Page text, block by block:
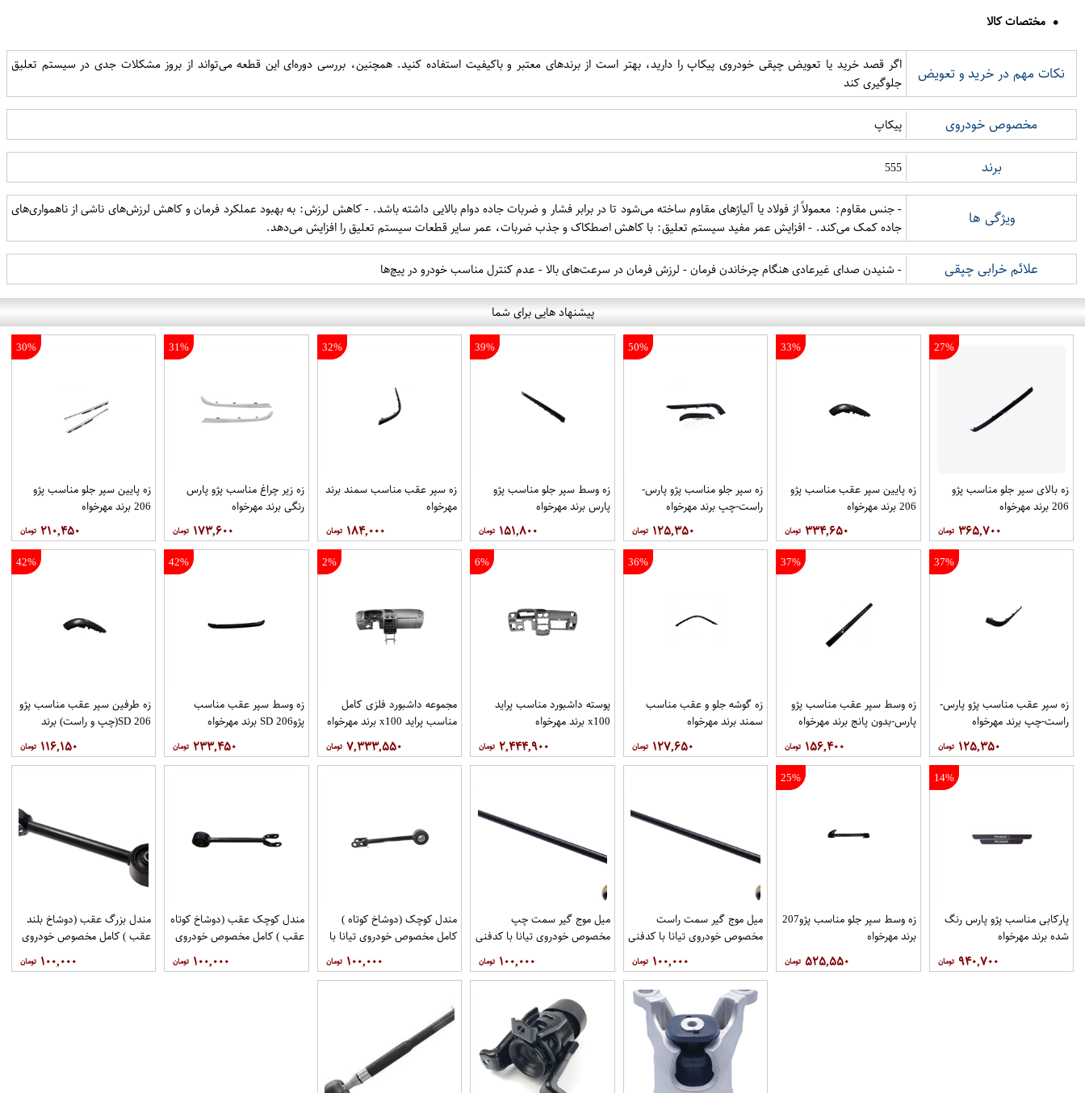
مختصات کالا
نکات مهم در خرید و تعویض
اگر قصد خرید یا تعویض چپقی خودروی پیکاپ را دارید، بهتر است از برندهای معتبر و باکیفیت استفاده کنید. همچنین، بررسی دوره‌ای این قطعه می‌تواند از بروز مشکلات جدی در سیستم تعلیق
جلوگیری کند
مخصوص خودروی پیکاپ
برند 555
ویژگی ها
- جنس مقاوم: معمولاً از فولاد یا آلیاژهای مقاوم ساخته می‌شود تا در برابر فشار و ضربات جاده دوام بالایی داشته باشد. - کاهش لرزش: به بهبود عملکرد فرمان و کاهش لرزش‌های ناشی از ناهمواری‌های
جاده کمک می‌کند. - افزایش عمر مفید سیستم تعلیق: با کاهش اصطکاک و جذب ضربات، عمر سایر قطعات سیستم تعلیق را افزایش می‌دهد.
علائم خرابی چپقی - شنیدن صدای غیرعادی هنگام چرخاندن فرمان - لرزش فرمان در سرعت‌های بالا - عدم کنترل مناسب خودرو در پیچ‌ها
پیشنهاد هایی برای شما
27%
زه بالای سپر جلو مناسب پژو
206 برند مهرخواه
۳۶۵,۷۰۰
33%
زه پایین سپر عقب مناسب پژو
206 برند مهرخواه
۳۳۴,۶۵۰
50%
زه سپر جلو مناسب پژو پارس-
راست-چپ برند مهرخواه
۱۲۵,۳۵۰
39%
زه وسط سپر جلو مناسب پژو
پارس برند مهرخواه
۱۵۱,۸۰۰
32%
زه سپر عقب مناسب سمند برند
مهرخواه
۱۸۴,۰۰۰
31%
زه زیر چراغ مناسب پژو پارس
رنگی برند مهرخواه
۱۷۳,۶۰۰
30%
زه پایین سپر جلو مناسب پژو
206 برند مهرخواه
۲۱۰,۴۵۰
37%
زه سپر عقب مناسب پژو پارس-
راست-چپ برند مهرخواه
۱۲۵,۳۵۰
37%
زه وسط سپر عقب مناسب پژو
پارس-بدون پانج برند مهرخواه
۱۵۶,۴۰۰
36%
زه گوشه جلو و عقب مناسب
سمند برند مهرخواه
۱۲۷,۶۵۰
6%
پوسته داشبورد مناسب پراید
x100 برند مهرخواه
۲,۴۴۴,۹۰۰
2%
مجموعه داشبورد فلزی كامل
مناسب پراید x100 برند مهرخواه
۷,۳۳۳,۵۵۰
42%
زه وسط سپر عقب مناسب
پژو206 SD برند مهرخواه
۲۳۳,۴۵۰
42%
زه طرفین سپر عقب مناسب پژو
206 SD(چپ و راست) برند
۱۱۶,۱۵۰
14%
پاركابی مناسب پژو پارس رنگ
شده برند مهرخواه
۹۴۰,۷۰۰
25%
زه وسط سپر جلو مناسب پژو207
برند مهرخواه
۵۲۵,۵۵۰
میل موج گیر سمت راست
مخصوص خودروی تیانا با کدفنی
54618-1AA0E برندنیسان موتور
فروشگاه مگاموتور ۱۰۰,۰۰۰
میل موج گیر سمت چپ
مخصوص خودروی تیانا با کدفنی
54668-1AA0E برندنیسان موتور
فروشگاه مگاموتور ۱۰۰,۰۰۰
مندل کوچک (دوشاخ کوتاه )
کامل مخصوص خودروی تیانا با
کد فنی 551A0JN00Aبرند
نیسان موتور فروشگاه مگاموتور
۱۰۰,۰۰۰
مندل کوچک عقب (دوشاخ کوتاه
عقب ) کامل مخصوص خودروی
JN01Aبرند EEP فروشگاه
۱۰۰,۰۰۰
مندل بزرگ عقب (دوشاخ بلند
عقب ) کامل مخصوص خودروی
JN00Aبرند EEP فروشگاه
۱۰۰,۰۰۰